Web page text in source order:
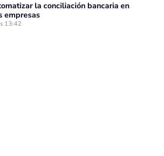
la conciliación bancaria en
empresas
13:42